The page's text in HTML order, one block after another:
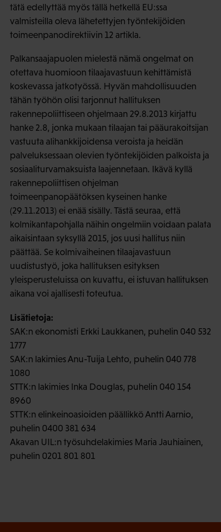
tätä edellyttää myös tällä hetkellä EU:ssa
valmisteilla oleva lähetettyjen työntekijöiden
toimeenpanodirektiivin 12 artikla.
Palkansaajapuolen mielestä nämä ongelmat on
otettava huomioon tilaajavastuun kehittämistä
koskevassa jatkotyössä. Hyvän mahdollisuuden
tähän työhön olisi tarjonnut hallituksen
rakennepoliittiseen ohjelmaan 29.8.2013 kirjattu
hanke 2.8, jonka mukaan tilaajan tai pääurakoitsijan
vastuuta alihankkijoidensa veroista ja heidän
palveluksessaan olevien työntekijöiden palkoista ja
sosiaaliturvamaksuista laajennetaan. Ikävä kyllä
rakennepoliittisen ohjelman
toimeenpanopäätöksen kyseinen hanke
(29.11.2013) ei enää sisälly. Tästä seuraa, että
kolmikantapohjalla näihin ongelmiin voidaan palata
aikaisintaan syksyllä 2015, jos uusi hallitus niin
päättää. Se kolmivaiheinen tilaajavastuun
uudistustyö, joka hallituksen esityksen
yleisperusteluissa on kuvattu, ei istuvan hallituksen
aikana voi ajallisesti toteutua.
Lisätietoja:
SAK:n ekonomisti Erkki Laukkanen, puhelin 040 532
1777
SAK:n lakimies Anu-Tuija Lehto, puhelin 040 778
1080
STTK:n lakimies Inka Douglas, puhelin 040 154
8960
STTK:n elinkeinoasioiden päällikkö Antti Aarnio,
puhelin 0400 381 634
Akavan UIL:n työsuhdelakimies Maria Jauhiainen,
puhelin 0201 801 801